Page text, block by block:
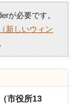
が必要です。
新しいウィン
市役所13